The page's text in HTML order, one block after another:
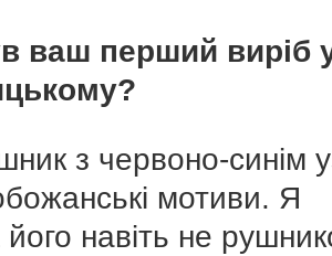
ваш перший виріб
з червоно-синім
мотиви. Я
навіть не